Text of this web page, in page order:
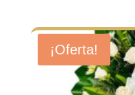
¡Oferta!